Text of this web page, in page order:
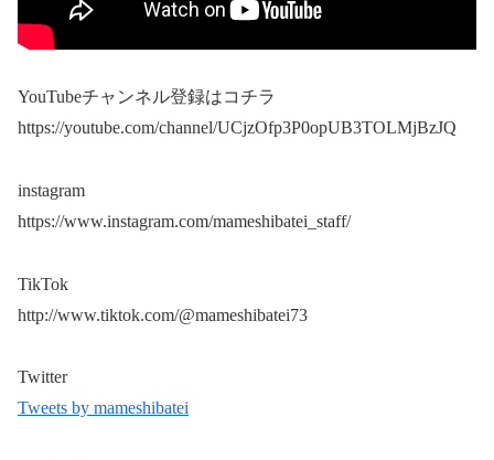
YouTubeチャンネル登録はコチラ
https://youtube.com/channel/UCjzOfp3P0opUB3TOLMjBzJQ
instagram
https://www.instagram.com/mameshibatei_staff/
TikTok
http://www.tiktok.com/@mameshibatei73
Twitter
Tweets by mameshibatei